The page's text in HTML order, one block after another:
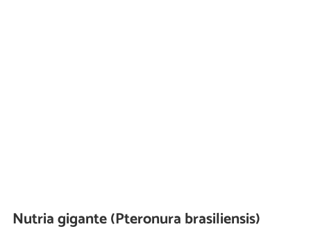
Nutria gigante (Pteronura brasiliensis)